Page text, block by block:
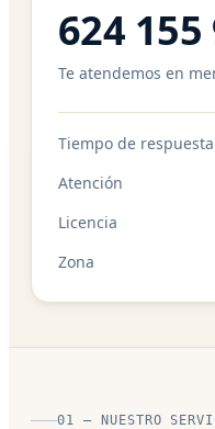
624 155
Te atendemos en
Tiempo de respuesta
Atención
Licencia
Zona
01 — NUESTRO